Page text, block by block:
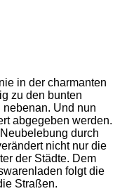
in der charmanten
zu den bunten
Und nun
abgegeben werden.
durch
nicht nur die
der Städte. Dem
folgt die
Straßen.